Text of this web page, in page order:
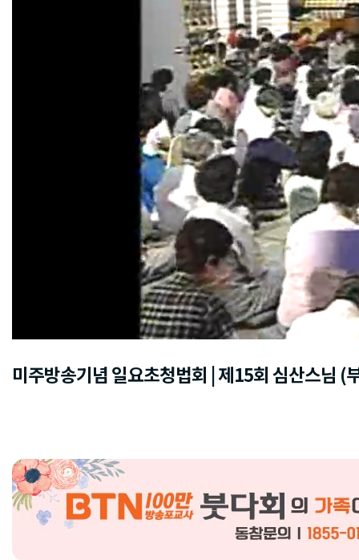
미주방송기념 일요초청법회 | 제15회 심산스님 (